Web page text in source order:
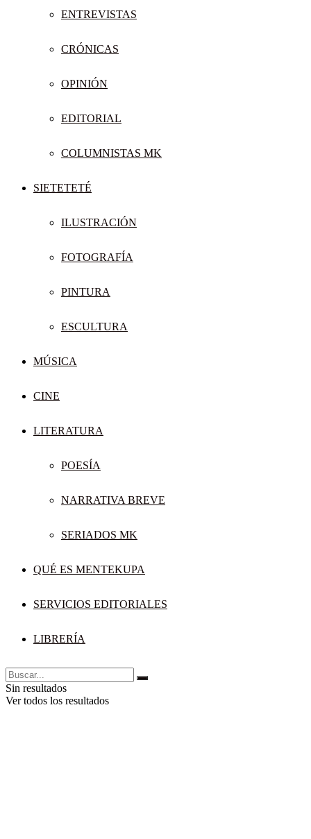
ENTREVISTAS
CRÓNICAS
OPINIÓN
EDITORIAL
COLUMNISTAS MK
SIETETETÉ
ILUSTRACIÓN
FOTOGRAFÍA
PINTURA
ESCULTURA
MÚSICA
CINE
LITERATURA
POESÍA
NARRATIVA BREVE
SERIADOS MK
QUÉ ES MENTEKUPA
SERVICIOS EDITORIALES
LIBRERÍA
Sin resultados
Ver todos los resultados